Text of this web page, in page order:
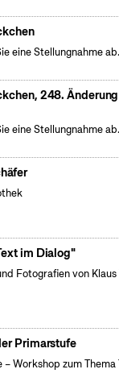
eine Stellungnahme ab.
248.
eine Stellungnahme ab.
im Dialog"
Fotografien von Klaus
Primarstufe
Workshop zum Thema